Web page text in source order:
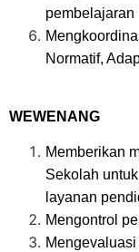
pembelajaran
Normatif,
WEWENANG
Memberikan
Sekolah
layanan
Mengontrol